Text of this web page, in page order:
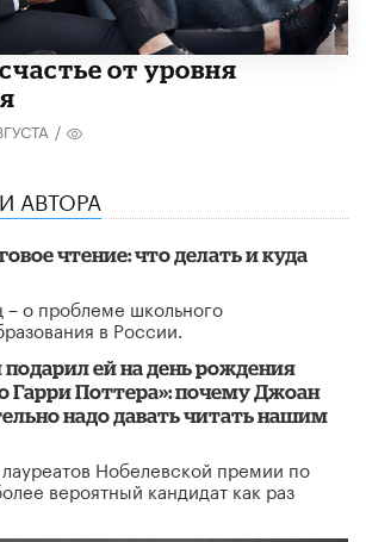
от уровня
/
АВТОРА
чтение: что делать и куда
о проблеме школьного
в России.
ей на день рождения
Гарри Поттера»: почему Джоан
надо давать читать нашим
Нобелевской премии по
вероятный кандидат как раз